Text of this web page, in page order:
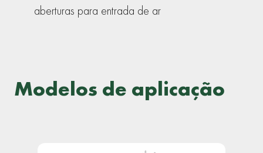
aberturas para entrada de ar
Modelos de aplicação